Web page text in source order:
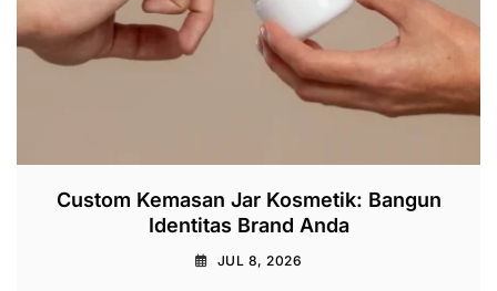
Custom Kemasan Jar Kosmetik: Bangun
Identitas Brand Anda
JUL 8, 2026